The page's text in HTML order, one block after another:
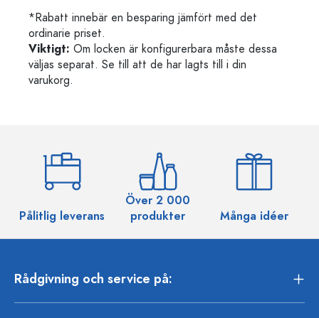
*Rabatt innebär en besparing jämfört med det
ordinarie priset.
Viktigt: Om locken är konfigurerbara måste dessa
väljas separat. Se till att de har lagts till i din
varukorg.
Pålitlig leverans
Över 2 000
produkter
Många idéer
Rådgivning och service på: